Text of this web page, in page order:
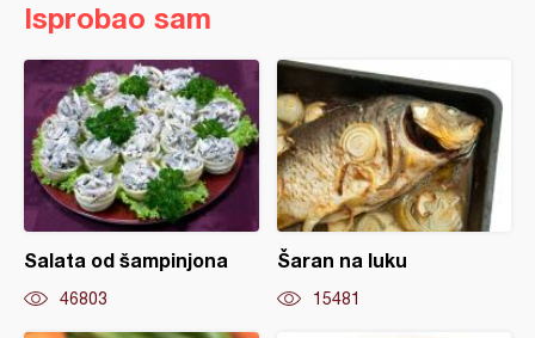
Isprobao sam
Salata od šampinjona
46803
Šaran na luku
15481